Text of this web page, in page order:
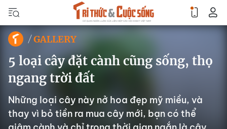
GALLERY
5 loại cây đặt cành cũng sống, thọ
ngang trời đất
Những loại cây này nở hoa đẹp mỹ miều, và
thay vì bỏ tiền ra mua cây mới, bạn có thể